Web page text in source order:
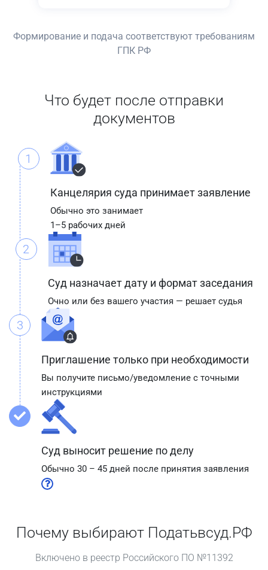
Формирование и подача соответствуют требованиям
ГПК РФ
Что будет после отправки
документов
1
Канцелярия суда принимает заявление
Обычно это занимает
1–5 рабочих дней
2
Суд назначает дату и формат заседания
Очно или без вашего участия — решает судья
3
Приглашение только при необходимости
Вы получите письмо/уведомление с точными
инструкциями
Суд выносит решение по делу
Обычно 30 – 45 дней после принятия заявления
Почему выбирают Податьвсуд.РФ
Включено в реестр Российского ПО №11392